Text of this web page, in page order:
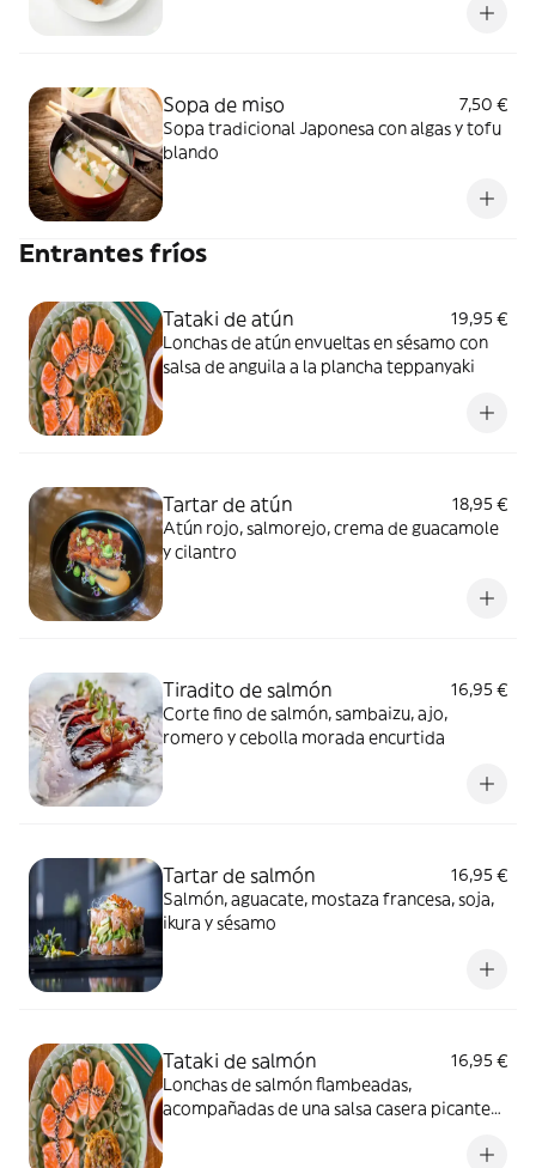
Sopa de miso
7,50 €
Sopa tradicional Japonesa con algas y tofu
blando
Entrantes fríos
Tataki de atún
19,95 €
Lonchas de atún envueltas en sésamo con
salsa de anguila a la plancha teppanyaki
Tartar de atún
18,95 €
Atún rojo, salmorejo, crema de guacamole
y cilantro
Tiradito de salmón
16,95 €
Corte fino de salmón, sambaizu, ajo,
romero y cebolla morada encurtida
Tartar de salmón
16,95 €
Salmón, aguacate, mostaza francesa, soja,
ikura y sésamo
Tataki de salmón
16,95 €
Lonchas de salmón flambeadas,
acompañadas de una salsa casera picante